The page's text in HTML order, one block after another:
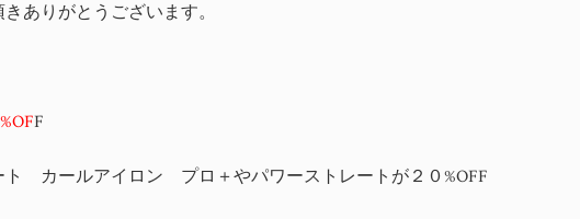
ありがとうございます。
F
ト カールアイロン プロ＋やパワーストレートが２０%OFF